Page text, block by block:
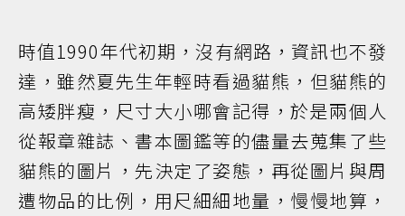
時值1990年代初期，沒有網路，資訊也不發
達，雖然夏先生年輕時看過貓熊，但貓熊的
高矮胖瘦，尺寸大小哪會記得，於是兩個人
從報章雜誌、書本圖鑑等的儘量去蒐集了些
貓熊的圖片，先決定了姿態，再從圖片與周
遭物品的比例，用尺細細地量，慢慢地算，